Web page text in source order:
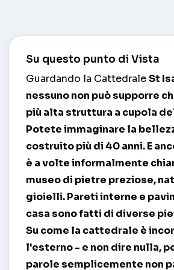
Su questo punto di Vista
Guardando la CattedraleSt
nessuno non può supporre
più alta struttura a cupola
Potete immaginare la
costruito più di 40 anni. E
è a volte informalmente
museo di pietre preziose,
gioielli. Pareti interne e
casa sono fatti di diverse
Su come la cattedrale è
l'esterno - e non dire nulla,
parole semplicemente non